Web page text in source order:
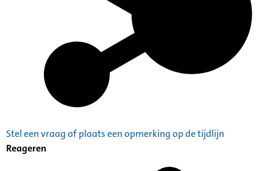
Stel een vraag of plaats een opmerking op de tijdlijn
Reageren